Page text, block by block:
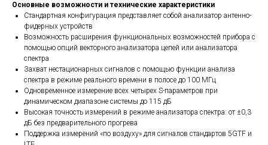
Основные возможности и технические характеристики
Стандартная конфигурация представляет собой анализатор антенно-
фидерных устройств
Возможность расширения функциональных возможностей прибора с
помощью опций векторного анализатора цепей или анализатора
спектра
Захват нестационарных сигналов с помощью функции анализа
спектра в режиме реального времени в полосе до 100 МГц
Одновременное измерение всех четырех S-параметров при
динамическом диапазоне системы до 115 дБ
Высокая точность измерений в режиме анализатора спектра: от ±0,3
дБ без предварительного прогрева
Поддержка измерений «по воздуху» для сигналов стандартов 5GTF и